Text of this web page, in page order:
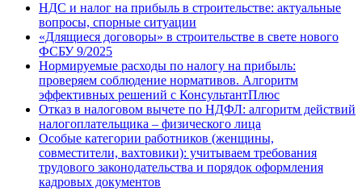
НДС и налог на прибыль в строительстве: актуальные
вопросы, спорные ситуации
«Длящиеся договоры» в строительстве в свете нового
ФСБУ 9/2025
Нормируемые расходы по налогу на прибыль:
проверяем соблюдение нормативов. Алгоритм
эффективных решений с КонсультантПлюс
Отказ в налоговом вычете по НДФЛ: алгоритм действий
налогоплательщика – физического лица
Особые категории работников (женщины,
совместители, вахтовики): учитываем требования
трудового законодательства и порядок оформления
кадровых документов